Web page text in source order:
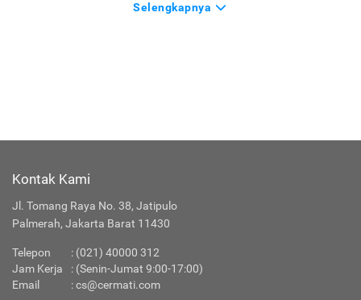
Selengkapnya
Kontak Kami
Jl. Tomang Raya No. 38, Jatipulo
Palmerah, Jakarta Barat 11430
Telepon : (021) 40000 312
Jam Kerja
: (Senin-Jumat 9:00-17:00)
Email
:cs@cermati.com